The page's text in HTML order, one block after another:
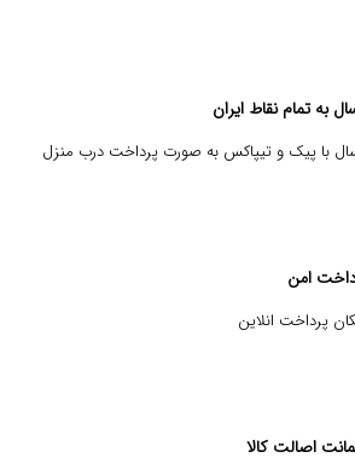
به تمام نقاط ایران
با پیک و تیپاکس به صورت پرداخت درب منزل
امن
پرداخت انلاین
اصالت کالا